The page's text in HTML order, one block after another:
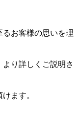
るお客様の思いを理
り詳しくご説明さ
ます。